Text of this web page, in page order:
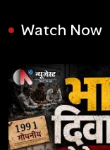
Watch Now